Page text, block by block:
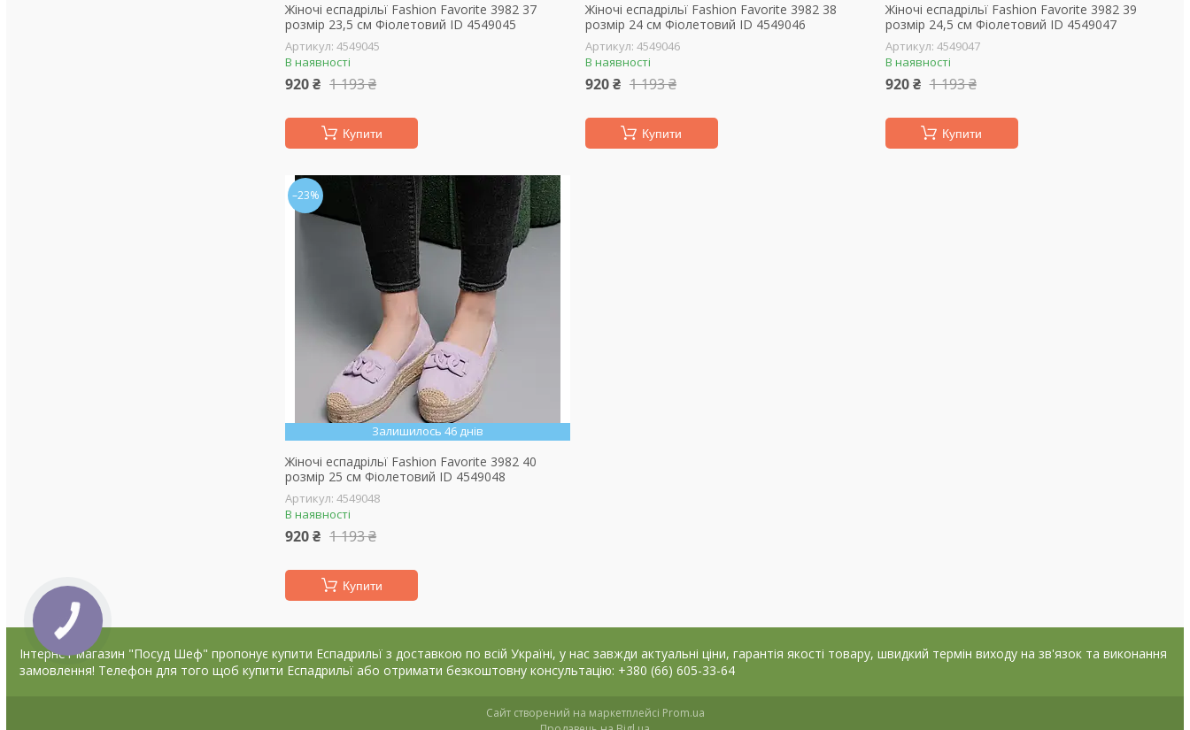
Жіночі еспадрільї Fashion Favorite 3982 37
розмір 23,5 см Фіолетовий ID 4549045
4549045
В наявності
920 ₴ 1 193 ₴
Купити
Жіночі еспадрільї Fashion Favorite 3982 38
розмір 24 см Фіолетовий ID 4549046
4549046
В наявності
920 ₴ 1 193 ₴
Купити
Жіночі еспадрільї Fashion Favorite 3982 39
розмір 24,5 см Фіолетовий ID 4549047
4549047
В наявності
920 ₴ 1 193 ₴
Купити
–23%
Залишилось 46 днів
Жіночі еспадрільї Fashion Favorite 3982 40
розмір 25 см Фіолетовий ID 4549048
4549048
В наявності
920 ₴ 1 193 ₴
Купити
Інтернет магазин "Посуд Шеф" пропонує купити Еспадрильї з доставкою по всій Україні, у нас завжди актуальні ціни, гарантія якості товару, швидкий термін виходу на зв'язок та виконання
замовлення! Телефон для того щоб купити Еспадрильї або отримати безкоштовну консультацію: +380 (66) 605-33-64
Сайт створений на маркетплейсі Prom.ua